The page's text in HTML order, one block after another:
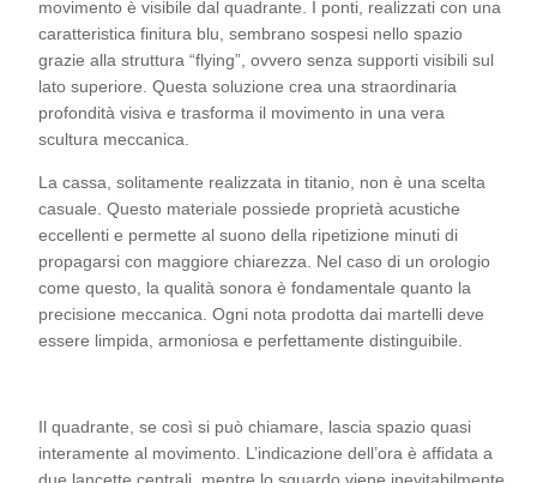
movimento è visibile dal quadrante. I ponti, realizzati con una
caratteristica finitura blu, sembrano sospesi nello spazio
grazie alla struttura “flying”, ovvero senza supporti visibili sul
lato superiore. Questa soluzione crea una straordinaria
profondità visiva e trasforma il movimento in una vera
scultura meccanica.
La cassa, solitamente realizzata in titanio, non è una scelta
casuale. Questo materiale possiede proprietà acustiche
eccellenti e permette al suono della ripetizione minuti di
propagarsi con maggiore chiarezza. Nel caso di un orologio
come questo, la qualità sonora è fondamentale quanto la
precisione meccanica. Ogni nota prodotta dai martelli deve
essere limpida, armoniosa e perfettamente distinguibile.
Il quadrante, se così si può chiamare, lascia spazio quasi
interamente al movimento. L’indicazione dell’ora è affidata a